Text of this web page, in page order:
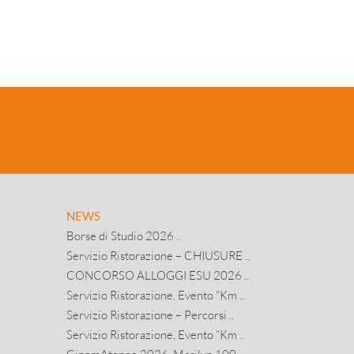
NEWS
Borse di Studio 2026 ..
Servizio Ristorazione – CHIUSURE ..
CONCORSO ALLOGGI ESU 2026 ..
Servizio Ristorazione, Evento “Km ..
Servizio Ristorazione – Percorsi ..
Servizio Ristorazione, Evento “Km ..